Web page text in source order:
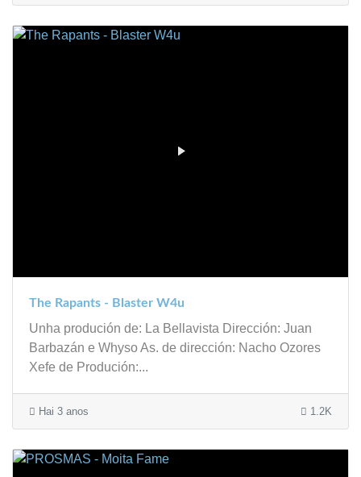
The Rapants - Blaster W4u
Unha produción de: La Bellavista‬ Dirección: Juan
Barbazán e Whyso As. de dirección: Nacho Ozores
Xefe de Produción:...
Hai 3 anos 1.2K